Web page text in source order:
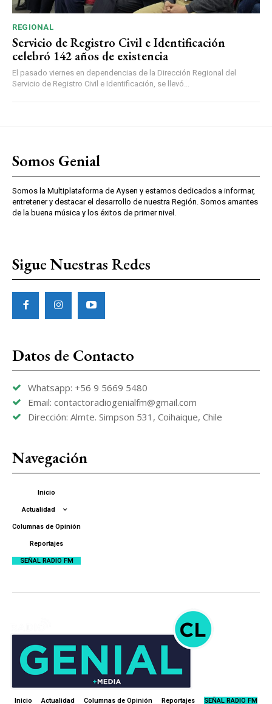
REGIONAL
Servicio de Registro Civil e Identificación
celebró 142 años de existencia
El pasado viernes en dependencias de la Dirección Regional del
Servicio de Registro Civil e Identificación, se llevó...
Somos Genial
Somos la Multiplataforma de Aysen y estamos dedicados a informar,
entretener y destacar el desarrollo de nuestra Región. Somos amantes
de la buena música y los éxitos de primer nivel.
Sigue Nuestras Redes
Datos de Contacto
Whatsapp: +56 9 5669 5480
Email: contactoradiogenialfm@gmail.com
Dirección: Almte. Simpson 531, Coihaique, Chile
Navegación
Inicio
Actualidad
Columnas de Opinión
Reportajes
SEÑAL RADIO FM
Inicio Actualidad Columnas de Opinión Reportajes SEÑAL RADIO FM